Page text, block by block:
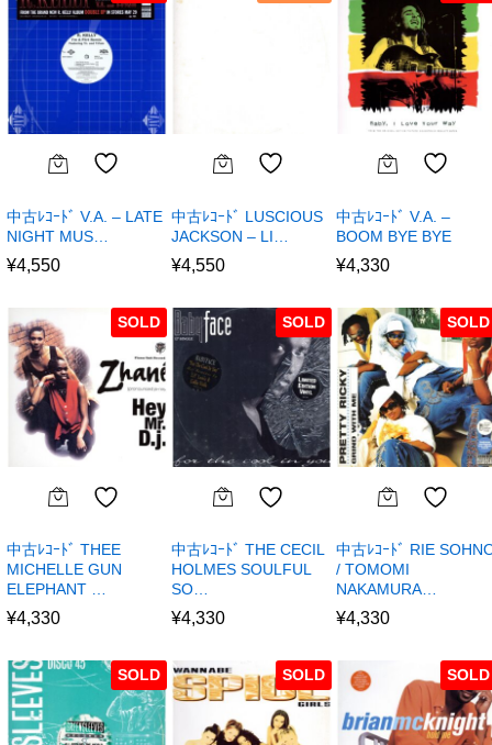
中古ﾚｺｰﾄﾞ V.A. – LATE
NIGHT MUS…
¥4,550
中古ﾚｺｰﾄﾞ LUSCIOUS
JACKSON – LI…
¥4,550
中古ﾚｺｰﾄﾞ V.A. –
BOOM BYE BYE
¥4,330
SOLD
中古ﾚｺｰﾄﾞ THEE
MICHELLE GUN
ELEPHANT …
¥4,330
SOLD
中古ﾚｺｰﾄﾞ THE CECIL
HOLMES SOULFUL
SO…
¥4,330
SOLD
中古ﾚｺｰﾄﾞ RIE
/ TOMOMI
NAKAMURA…
¥4,330
SOLD SOLD SOLD